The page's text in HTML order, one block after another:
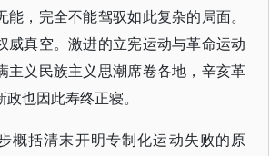
能，完全不能驾驭如此复杂的局面。
威真空。激进的立宪运动与革命运动
主义民族主义思潮席卷各地，辛亥革
也因此寿终正寝。
概括清末开明专制化运动失败的原